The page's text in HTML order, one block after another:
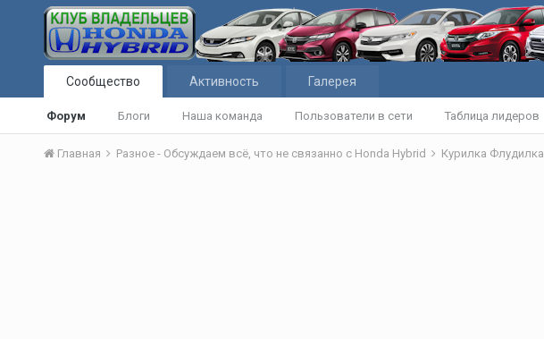
Сообщество
Форум Блоги Наша команда Пользователи в сети Таблица лидеров
Активность Галерея
Главная Разное - Обсуждаем всё, что не связанно с Honda Hybrid Курилка Флудилка